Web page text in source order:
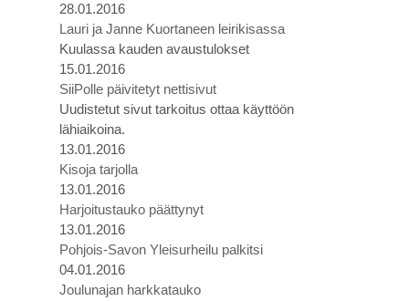
28.01.2016
Lauri ja Janne Kuortaneen leirikisassa
Kuulassa kauden avaustulokset
15.01.2016
SiiPolle päivitetyt nettisivut
Uudistetut sivut tarkoitus ottaa käyttöön
lähiaikoina.
13.01.2016
Kisoja tarjolla
13.01.2016
Harjoitustauko päättynyt
13.01.2016
Pohjois-Savon Yleisurheilu palkitsi
04.01.2016
Joulunajan harkkatauko